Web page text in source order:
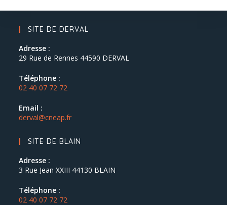
SITE DE DERVAL
Adresse :
29 Rue de Rennes 44590 DERVAL
Téléphone :
02 40 07 72 72
Email :
derval@cneap.fr
SITE DE BLAIN
Adresse :
3 Rue Jean XXIII 44130 BLAIN
Téléphone :
02 40 07 72 72